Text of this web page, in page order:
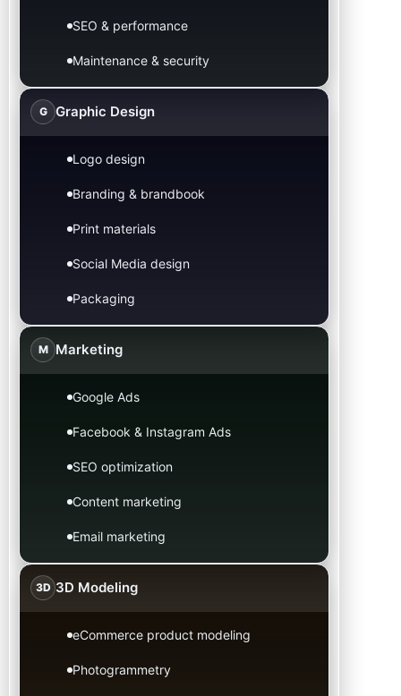
SEO & performance
Maintenance & security
G Graphic Design
Logo design
Branding & brandbook
Print materials
Social Media design
Packaging
M Marketing
Google Ads
Facebook & Instagram Ads
SEO optimization
Content marketing
Email marketing
3D 3D Modeling
eCommerce product modeling
Photogrammetry